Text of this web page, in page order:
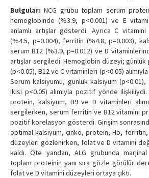
Bulgular: NCG grubu toplam serum
hemoglobinde (%3.9, p<0.001) ve E
anlamlı artışlar gösterdi. Ayrıca C
(%4.5, p=0.004), ferritin (%4.8, p=0.003),
serum B12 (%3.9, p=0.012) ve D
artışlar sergiledi. Hemoglobin düzeyi;
(p<0.05), B12 ve C vitaminleri (p<0.05)
Serum kalsiyumu, günlük kalsiyum
ikisi p<0.05) alımıyla pozitif yönde
protein, kalsiyum, B9 ve D vitaminleri
sergilerken, serum ferritin ve B12 vitamini
pozitif korelasyon gösterdi. Girişim
optimal kalsiyum, çinko, protein, Hb, ferritin,
düzeyleri gözlenirken, folat ve D vitamini
kaldı. Öte yandan, ALG grubunda
toplam proteinin yanı sıra gözle görülür
folat ve D vitamini düzeyleri ortaya çıktı.